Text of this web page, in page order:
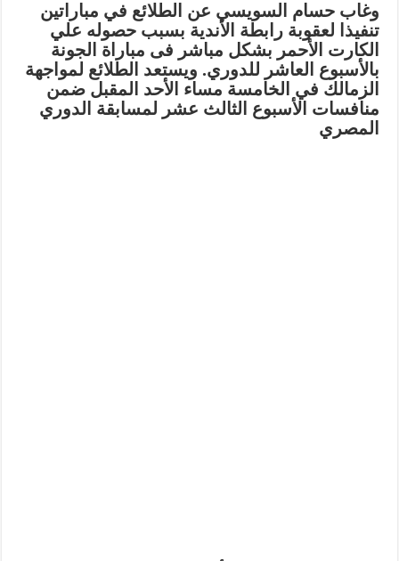
وغاب حسام السويسي عن الطلائع في مباراتين
تنفيذا لعقوبة رابطة الأندية بسبب حصوله علي
الكارت الأحمر بشكل مباشر فى مباراة الجونة
بالأسبوع العاشر للدوري. ويستعد الطلائع لمواجهة
الزمالك في الخامسة مساء الأحد المقبل ضمن
منافسات الأسبوع الثالث عشر لمسابقة الدوري
المصري